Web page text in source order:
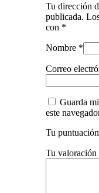
Tu dirección
publicada.
con *
Nombre *
Correo
Guarda
este
Tu puntuación
Tu valoración